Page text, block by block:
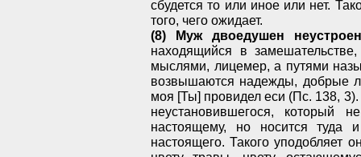
сбудется то или иное или нет.
того, чего ожидает.
(8) Муж двоедушен
находящийся в
мыслями, лицемер, а путями
возвышаются надежды, добрые
моя [Ты] провидел еси (Пс. 138,
неустановившегося, который
настоящему, но носится туда
настоящего. Такого уподобляет